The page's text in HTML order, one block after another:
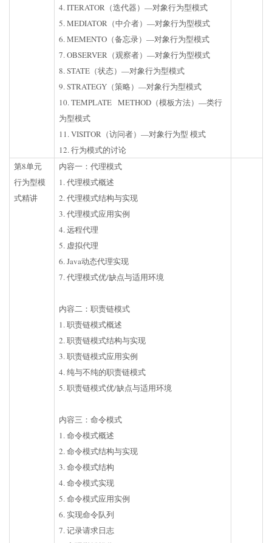
4. ITERATOR（迭代器）—对象行为型模式
5. MEDIATOR（中介者）—对象行为型模式
6. MEMENTO（备忘录）—对象行为型模式
7. OBSERVER（观察者）—对象行为型模式
8. STATE（状态）—对象行为型模式
9. STRATEGY（策略）—对象行为型模式
10. TEMPLATE METHOD（模板方法）—类行
为型模式
11. VISITOR（访问者）—对象行为型 模式
12. 行为模式的讨论
第8单元
行为型模
式精讲
内容一：代理模式
1. 代理模式概述
2. 代理模式结构与实现
3. 代理模式应用实例
4. 远程代理
5. 虚拟代理
6. Java动态代理实现
7. 代理模式优/缺点与适用环境
内容二：职责链模式
1. 职责链模式概述
2. 职责链模式结构与实现
3. 职责链模式应用实例
4. 纯与不纯的职责链模式
5. 职责链模式优/缺点与适用环境
内容三：命令模式
1. 命令模式概述
2. 命令模式结构与实现
3. 命令模式结构
4. 命令模式实现
5. 命令模式应用实例
6. 实现命令队列
7. 记录请求日志